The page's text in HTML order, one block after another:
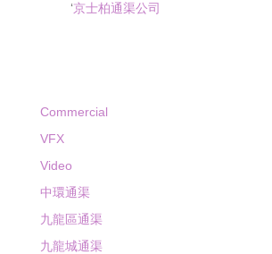
‘京士柏通渠公司
Commercial
VFX
Video
中環通渠
九龍區通渠
九龍城通渠